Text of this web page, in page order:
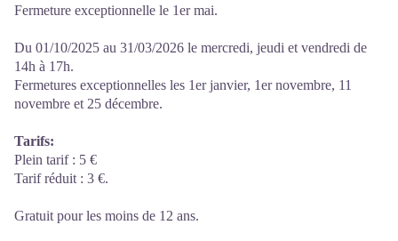
Fermeture exceptionnelle le 1er mai.
Du 01/10/2025 au 31/03/2026 le mercredi, jeudi et vendredi de
14h à 17h.
Fermetures exceptionnelles les 1er janvier, 1er novembre, 11
novembre et 25 décembre.
Tarifs:
Plein tarif : 5 €
Tarif réduit : 3 €.
Gratuit pour les moins de 12 ans.